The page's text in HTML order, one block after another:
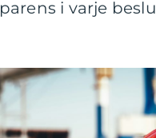
i varje